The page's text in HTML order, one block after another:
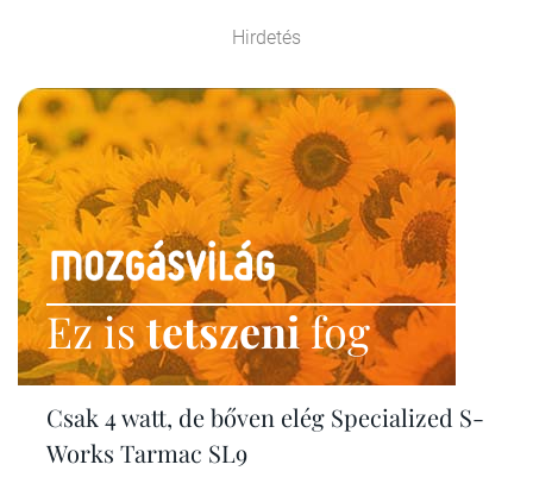
Hirdetés
Ez istetszenifog
Csak 4 watt, de bőven elég Specialized S-
Works Tarmac SL9